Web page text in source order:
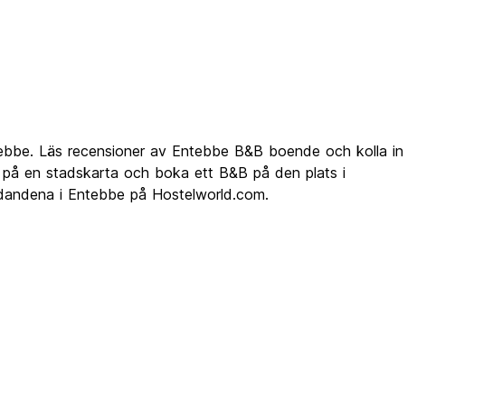
Läs recensioner av Entebbe B&B boende och kolla in
en stadskarta och boka ett B&B på den plats i
i Entebbe på Hostelworld.com.